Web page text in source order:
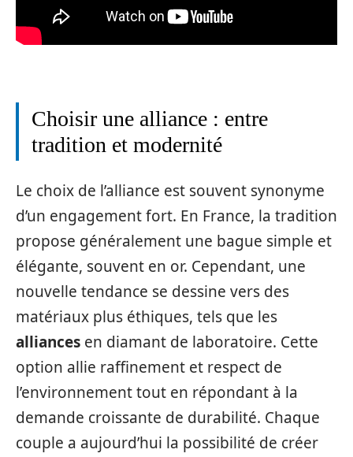
Choisir une alliance : entre
tradition et modernité
Le choix de l’alliance est souvent synonyme
d’un engagement fort. En France, la tradition
propose généralement une bague simple et
élégante, souvent en or. Cependant, une
nouvelle tendance se dessine vers des
matériaux plus éthiques, tels que les
alliances en diamant de laboratoire. Cette
option allie raffinement et respect de
l’environnement tout en répondant à la
demande croissante de durabilité. Chaque
couple a aujourd’hui la possibilité de créer